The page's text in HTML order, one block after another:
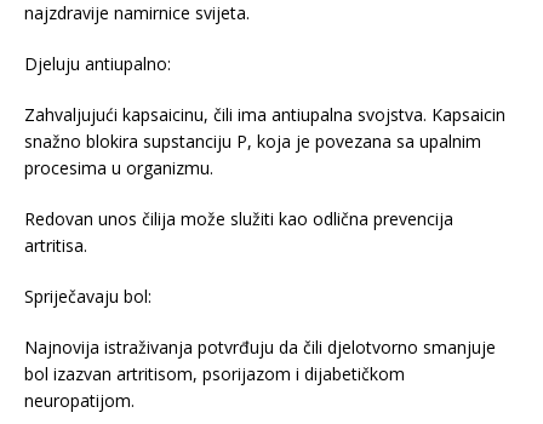
najzdravije namirnice svijeta.
Djeluju antiupalno:
Zahvaljujući kapsaicinu, čili ima antiupalna svojstva. Kapsaicin
snažno blokira supstanciju P, koja je povezana sa upalnim
procesima u organizmu.
Redovan unos čilija može služiti kao odlična prevencija
artritisa.
Spriječavaju bol:
Najnovija istraživanja potvrđuju da čili djelotvorno smanjuje
bol izazvan artritisom, psorijazom i dijabetičkom
neuropatijom.